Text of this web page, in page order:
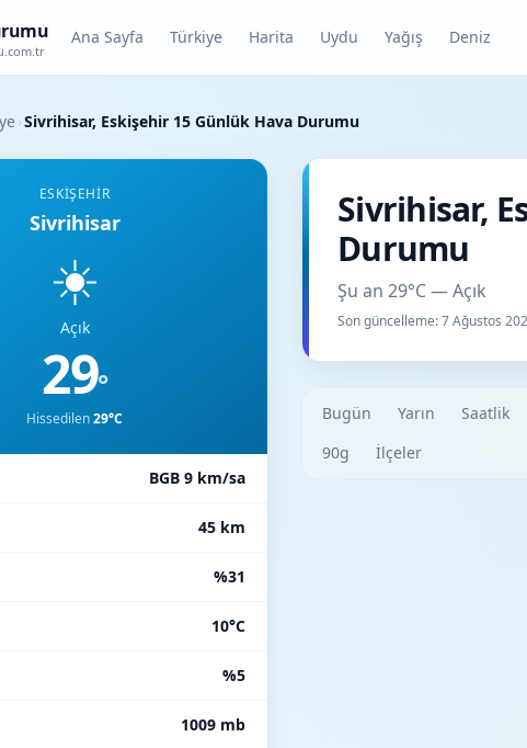
Ana Sayfa Türkiye Harita Uydu Yağış Deniz
›Sivrihisar, Eskişehir 15 Günlük Hava Durumu
ESKIŞEHIR
Sivrihisar
☀️
Açık
29°
Hissedilen29°C
BGB 9 km/sa
45 km
%31
10°C
%5
1009 mb
Sivrihisar,
Durumu
Şu an 29°C — Açık
Son güncelleme:7 Ağustos
Bugün Yarın Saatlik
90g
İlçeler